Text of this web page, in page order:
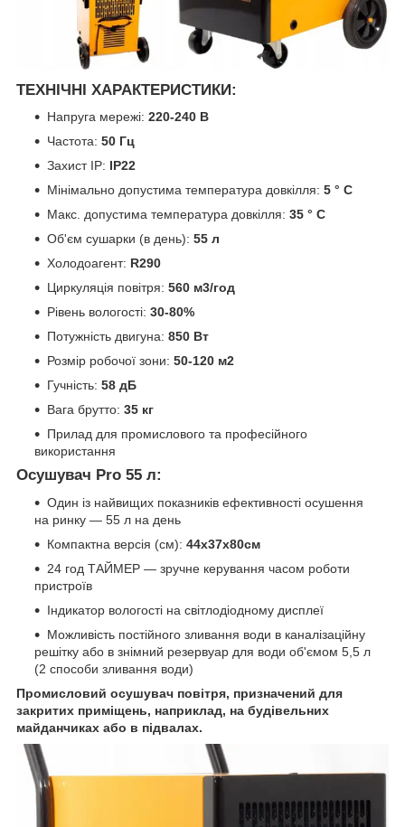
ТЕХНІЧНІ ХАРАКТЕРИСТИКИ:
Напруга мережі: 220-240 В
Частота: 50 Гц
Захист IP: IP22
Мінімально допустима температура довкілля: 5 ° C
Макс. допустима температура довкілля: 35 ° C
Об'єм сушарки (в день): 55 л
Холодоагент: R290
Циркуляція повітря: 560 м3/год
Рівень вологості: 30-80%
Потужність двигуна: 850 Вт
Розмір робочої зони: 50-120 м2
Гучність: 58 дБ
Вага брутто: 35 кг
Прилад для промислового та професійного
використання
Осушувач Pro 55 л:
Один із найвищих показників ефективності осушення
на ринку — 55 л на день
Компактна версія (см): 44x37x80см
24 год ТАЙМЕР — зручне керування часом роботи
пристроїв
Індикатор вологості на світлодіодному дисплеї
Можливість постійного зливання води в каналізаційну
решітку або в знімний резервуар для води об'ємом 5,5 л
(2 способи зливання води)
Промисловий осушувач повітря, призначений для
закритих приміщень, наприклад, на будівельних
майданчиках або в підвалах.